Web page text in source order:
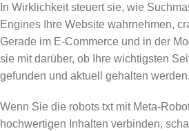
In Wirklichkeit steuert sie, wie
Engines Ihre Website wahrnehmen,
Gerade im E-Commerce und in der
sie mit darüber, ob Ihre wichtigsten
gefunden und aktuell gehalten werden.
Wenn Sie die robots txt mit Meta-
hochwertigen Inhalten verbinden,